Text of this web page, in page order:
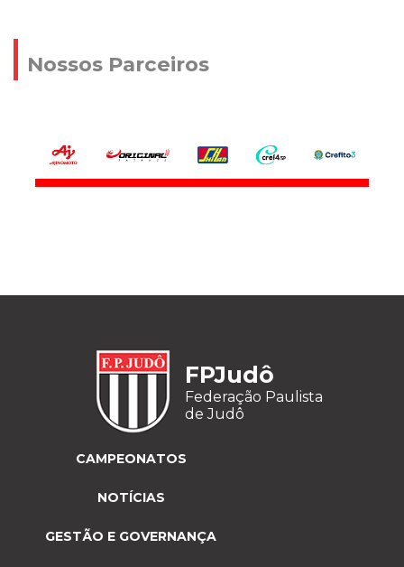
Nossos Parceiros
FPJudô
Federação Paulista
de Judô
CAMPEONATOS
NOTÍCIAS
GESTÃO E GOVERNANÇA